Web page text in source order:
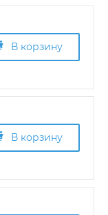
В корзину
В корзину